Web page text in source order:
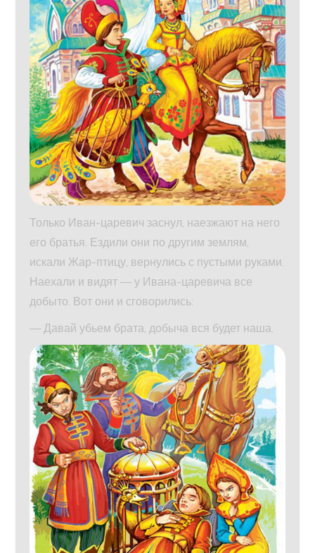
Только Иван-царевич заснул, наезжают на него
его братья. Ездили они по другим землям,
искали Жар-птицу, вернулись с пустыми руками.
Наехали и видят — у Ивана-царевича все
добыто. Вот они и сговорились:
— Давай убьем брата, добыча вся будет наша.